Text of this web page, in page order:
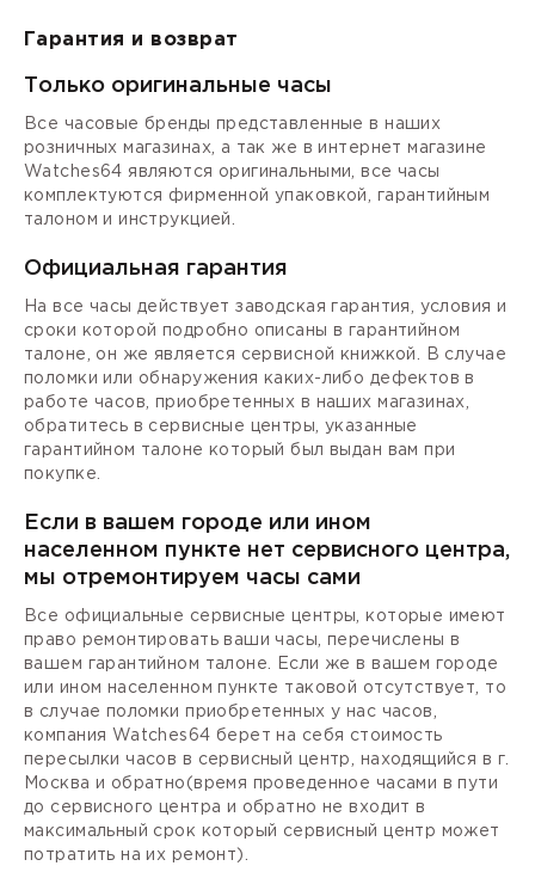
Гарантия и возврат
Только оригинальные часы
Все часовые бренды представленные в наших
розничных магазинах, а так же в интернет магазине
Watches64 являются оригинальными, все часы
комплектуются фирменной упаковкой, гарантийным
талоном и инструкцией.
Официальная гарантия
На все часы действует заводская гарантия, условия и
сроки которой подробно описаны в гарантийном
талоне, он же является сервисной книжкой. В случае
поломки или обнаружения каких-либо дефектов в
работе часов, приобретенных в наших магазинах,
обратитесь в сервисные центры, указанные
гарантийном талоне который был выдан вам при
покупке.
Если в вашем городе или ином
населенном пункте нет сервисного центра,
мы отремонтируем часы сами
Все официальные сервисные центры, которые имеют
право ремонтировать ваши часы, перечислены в
вашем гарантийном талоне. Если же в вашем городе
или ином населенном пункте таковой отсутствует, то
в случае поломки приобретенных у нас часов,
компания Watches64 берет на себя стоимость
пересылки часов в сервисный центр, находящийся в г.
Москва и обратно(время проведенное часами в пути
до сервисного центра и обратно не входит в
максимальный срок который сервисный центр может
потратить на их ремонт).